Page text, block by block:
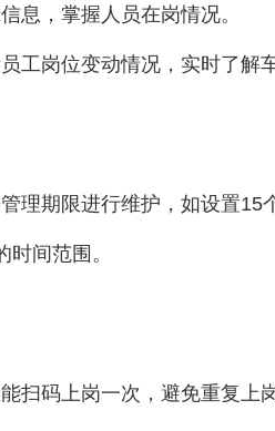
息，掌握人员在岗情况。
工岗位变动情况，实时了解
理期限进行维护，如设置15
间范围。
扫码上岗一次，避免重复上